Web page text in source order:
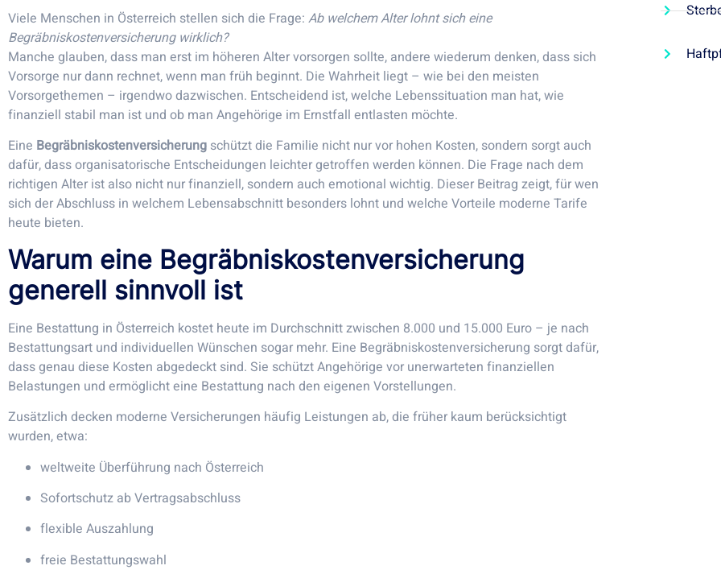
Viele Menschen in Österreich stellen sich die Frage: Ab welchem Alter lohnt sich eine
Begräbniskostenversicherung wirklich?
Manche glauben, dass man erst im höheren Alter vorsorgen sollte, andere wiederum denken, dass sich
Vorsorge nur dann rechnet, wenn man früh beginnt. Die Wahrheit liegt – wie bei den meisten
Vorsorgethemen – irgendwo dazwischen. Entscheidend ist, welche Lebenssituation man hat, wie
finanziell stabil man ist und ob man Angehörige im Ernstfall entlasten möchte.
Eine Begräbniskostenversicherung schützt die Familie nicht nur vor hohen Kosten, sondern sorgt auch
dafür, dass organisatorische Entscheidungen leichter getroffen werden können. Die Frage nach dem
richtigen Alter ist also nicht nur finanziell, sondern auch emotional wichtig. Dieser Beitrag zeigt, für wen
sich der Abschluss in welchem Lebensabschnitt besonders lohnt und welche Vorteile moderne Tarife
heute bieten.
Warum eine Begräbniskostenversicherung
generell sinnvoll ist
Eine Bestattung in Österreich kostet heute im Durchschnitt zwischen 8.000 und 15.000 Euro – je nach
Bestattungsart und individuellen Wünschen sogar mehr. Eine Begräbniskostenversicherung sorgt dafür,
dass genau diese Kosten abgedeckt sind. Sie schützt Angehörige vor unerwarteten finanziellen
Belastungen und ermöglicht eine Bestattung nach den eigenen Vorstellungen.
Zusätzlich decken moderne Versicherungen häufig Leistungen ab, die früher kaum berücksichtigt
wurden, etwa:
weltweite Überführung nach Österreich
Sofortschutz ab Vertragsabschluss
flexible Auszahlung
freie Bestattungswahl